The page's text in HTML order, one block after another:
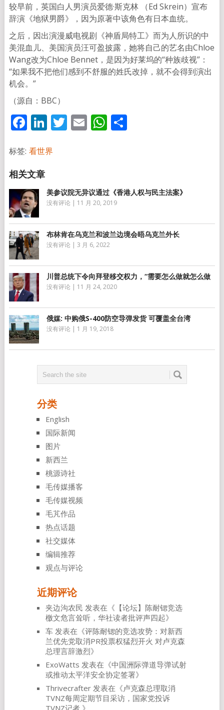
较早前，英国白人男演员爱德·斯克林 （Ed Skrein）宣布
辞演《地狱男爵》，因为原著中该角色有日本血统。
之后，因出演漫威电视剧《神盾局特工》而为人所识的中
美混血儿、美国演员汪可盈披露，她将自己的艺名由Chloe
Wang改为Chloe Bennet，是因为好莱坞的“种族歧视”：
“如果我不把他们感到不舒服的姓氏改掉，就不会得到演出
机会。”
（源自：BBC）
Facebook
LinkedIn
Twitter
EmailWhatsApp
分
标签: 看世界
美参议院无异议通过《香港人权与民主法案》
没有评论 | 11 月 20, 2019
布林肯在乌克兰和波兰边境会晤乌克兰外长
没有评论 | 3 月 6, 2022
川普总统下令向拜登移交权力，“需要怎么做就怎么做
没有评论 | 11 月 24, 2020
俄媒: 中购俄S-400防空导弹发货 可覆盖全台湾
没有评论 | 1 月 19, 2018
分类
English
国际新闻
图片
新西兰
桃源诗社
毛传媒播客
毛传媒视频
毛芃作品
热点话题
社交媒体
编辑推荐
观点与评论
近期评论
夹边沟农民 发表在《 【论坛】陈耐锶竞选
檄文危言耸听，华社读者批评声四起》
车发表在《评陈耐锶的竞选攻势：对新西
兰优先党取消PR投票权猛烈开火 对卢克森
总理言辞激烈》
ExoWatts 发表在《中国洲际弹道导弹试射
或推动太平洋安全协定签署》
Thrivecrafter发表在《卢克森总理取消
TVNZ每周定期节目采访，国家党投诉